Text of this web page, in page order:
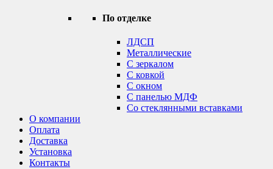
По отделке
ЛДСП
Металлические
С зеркалом
С ковкой
С окном
С панелью МДФ
Со стеклянными вставками
О компании
Оплата
Доставка
Установка
Контакты